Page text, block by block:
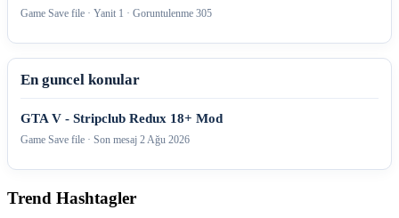
Game Save file · Yanit 1 · Goruntulenme 305
En guncel konular
GTA V - Stripclub Redux 18+ Mod
Game Save file · Son mesaj 2 Ağu 2026
Trend Hashtagler